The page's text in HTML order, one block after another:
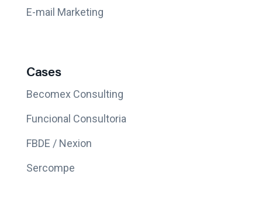
E-mail Marketing
Cases
Becomex Consulting
Funcional Consultoria
FBDE / Nexion
Sercompe